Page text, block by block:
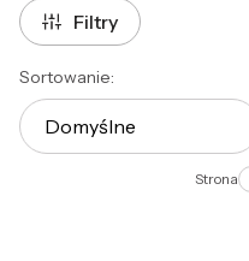
Filtry
Lista produktów
Sortowanie:
Domyślne
Strona